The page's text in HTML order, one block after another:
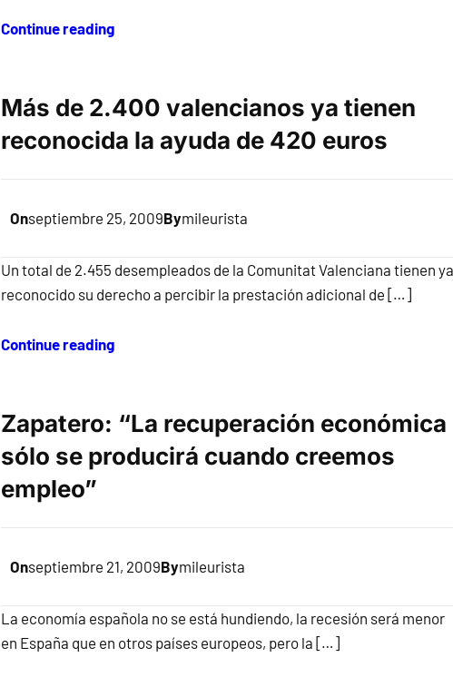
Continue reading
Más de 2.400 valencianos ya tienen
reconocida la ayuda de 420 euros
Onseptiembre 25, 2009Bymileurista
Un total de 2.455 desempleados de la Comunitat Valenciana tienen ya
reconocido su derecho a percibir la prestación adicional de […]
Continue reading
Zapatero: “La recuperación económica
sólo se producirá cuando creemos
empleo”
Onseptiembre 21, 2009Bymileurista
La economía española no se está hundiendo, la recesión será menor
en España que en otros países europeos, pero la […]